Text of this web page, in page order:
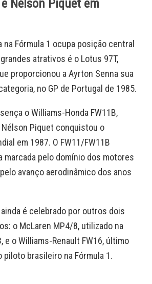
Nélson Piquet em
Fórmula 1 ocupa posição central
atrativos é o Lotus 97T,
proporcionou a Ayrton Senna sua
no GP de Portugal de 1985.
o Williams-Honda FW11B,
Piquet conquistou o
em 1987. O FW11/FW11B
marcada pelo domínio dos motores
avanço aerodinâmico dos anos
é celebrado por outros dois
o McLaren MP4/8, utilizado na
e o Williams-Renault FW16, último
piloto brasileiro na Fórmula 1.